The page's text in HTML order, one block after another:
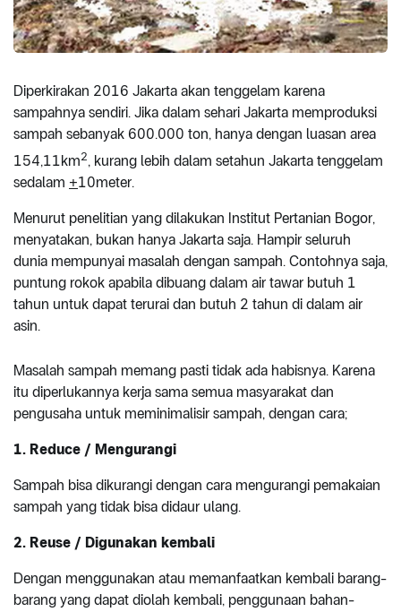
Diperkirakan 2016 Jakarta akan tenggelam karena
sampahnya sendiri. Jika dalam sehari Jakarta memproduksi
sampah sebanyak 600.000 ton, hanya dengan luasan area
154,11km2, kurang lebih dalam setahun Jakarta tenggelam
sedalam +10meter.
Menurut penelitian yang dilakukan Institut Pertanian Bogor,
menyatakan, bukan hanya Jakarta saja. Hampir seluruh
dunia mempunyai masalah dengan sampah. Contohnya saja,
puntung rokok apabila dibuang dalam air tawar butuh 1
tahun untuk dapat terurai dan butuh 2 tahun di dalam air
asin.
Masalah sampah memang pasti tidak ada habisnya. Karena
itu diperlukannya kerja sama semua masyarakat dan
pengusaha untuk meminimalisir sampah, dengan cara;
1. Reduce / Mengurangi
Sampah bisa dikurangi dengan cara mengurangi pemakaian
sampah yang tidak bisa didaur ulang.
2. Reuse / Digunakan kembali
Dengan menggunakan atau memanfaatkan kembali barang-
barang yang dapat diolah kembali, penggunaan bahan-